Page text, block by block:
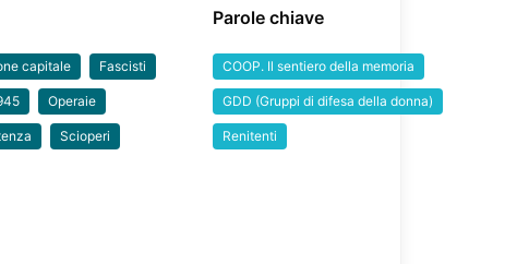
capitale Fascisti
Operaie
Scioperi
Parole chiave
COOP. Il sentiero della memoria
GDD (Gruppi di difesa della donna)
Renitenti